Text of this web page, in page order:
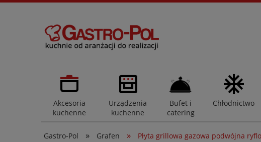
Akcesoria
kuchenne
Urządzenia
kuchenne
Bufet i
catering
Chłodnictwo
Gastro-Pol » Grafen » Płyta grillowa gazowa podwójna